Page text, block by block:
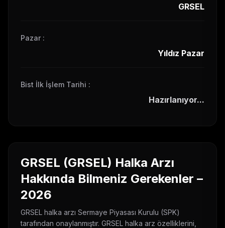
GRSEL
Pazar :
Yıldız Pazar
Bist İlk İşlem Tarihi :
Hazırlanıyor...
GRSEL (GRSEL) Halka Arzı
Hakkında Bilmeniz Gerekenler –
2026
GRSEL halka arzı Sermaye Piyasası Kurulu (SPK)
tarafından onaylanmıştır. GRSEL halka arz özelliklerini,